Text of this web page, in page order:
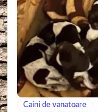
Caini de vanatoare